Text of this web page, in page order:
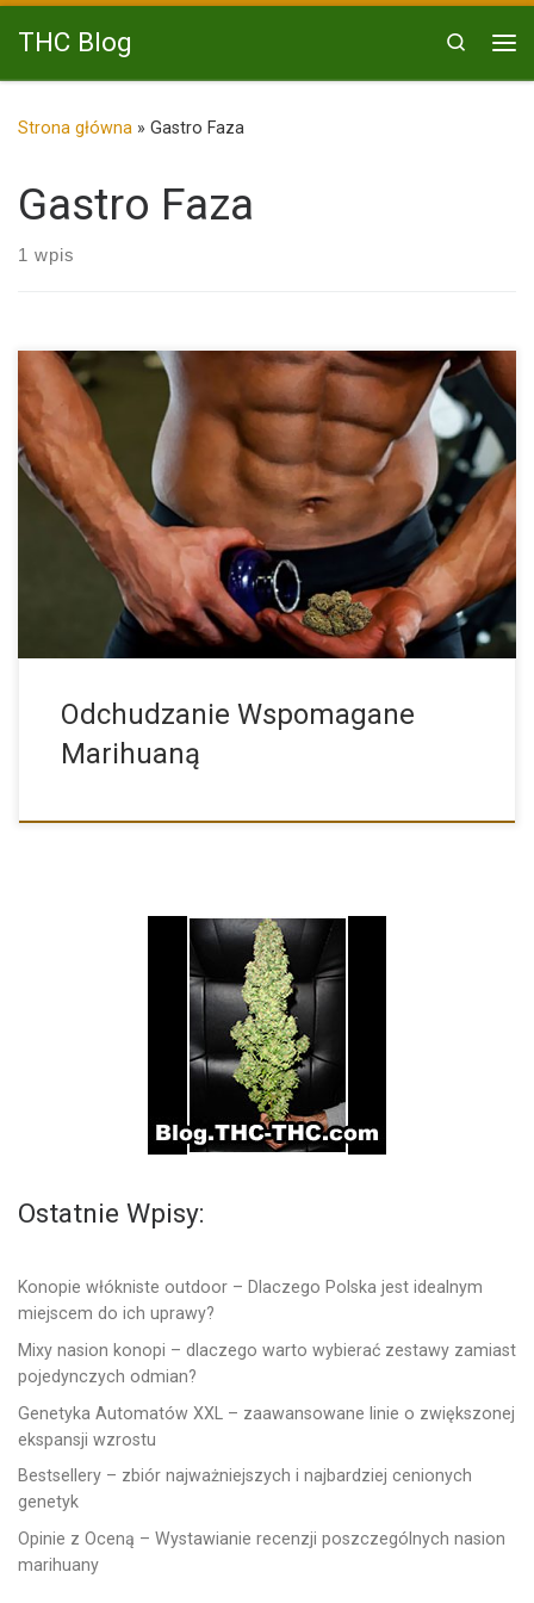
Przejdź do treści
THC Blog
Search
Strona główna » Gastro Faza
Gastro Faza
1 wpis
Czy to prawda że odchudzanie może być wspomagane
marihuaną? Na […]
Odchudzanie Wspomagane
Marihuaną
Ostatnie Wpisy:
Konopie włókniste outdoor – Dlaczego Polska jest idealnym
miejscem do ich uprawy?
Mixy nasion konopi – dlaczego warto wybierać zestawy zamiast
pojedynczych odmian?
Genetyka Automatów XXL – zaawansowane linie o zwiększonej
ekspansji wzrostu
Bestsellery – zbiór najważniejszych i najbardziej cenionych
genetyk
Opinie z Oceną – Wystawianie recenzji poszczególnych nasion
marihuany